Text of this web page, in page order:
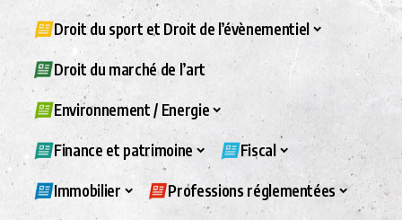
Droit du sport et Droit de l’évènementiel
Droit du marché de l’art
Environnement / Energie
Finance et patrimoine Fiscal
Immobilier Professions réglementées